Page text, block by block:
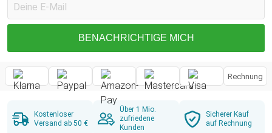
BENACHRICHTIGE MICH
Rechnung
Kostenloser
Versand ab 50 €
Über 1 Mio.
zufriedene
Kunden
Sicherer Kauf
auf Rechnung